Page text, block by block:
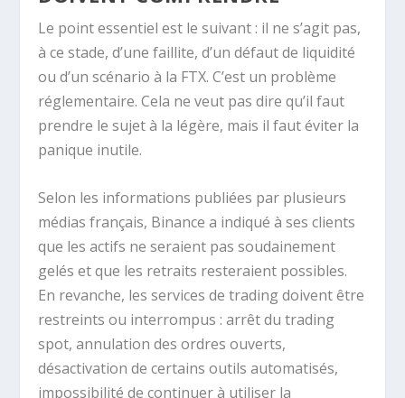
Le point essentiel est le suivant : il ne s’agit pas,
à ce stade, d’une faillite, d’un défaut de liquidité
ou d’un scénario à la FTX. C’est un problème
réglementaire. Cela ne veut pas dire qu’il faut
prendre le sujet à la légère, mais il faut éviter la
panique inutile.
Selon les informations publiées par plusieurs
médias français, Binance a indiqué à ses clients
que les actifs ne seraient pas soudainement
gelés et que les retraits resteraient possibles.
En revanche, les services de trading doivent être
restreints ou interrompus : arrêt du trading
spot, annulation des ordres ouverts,
désactivation de certains outils automatisés,
impossibilité de continuer à utiliser la